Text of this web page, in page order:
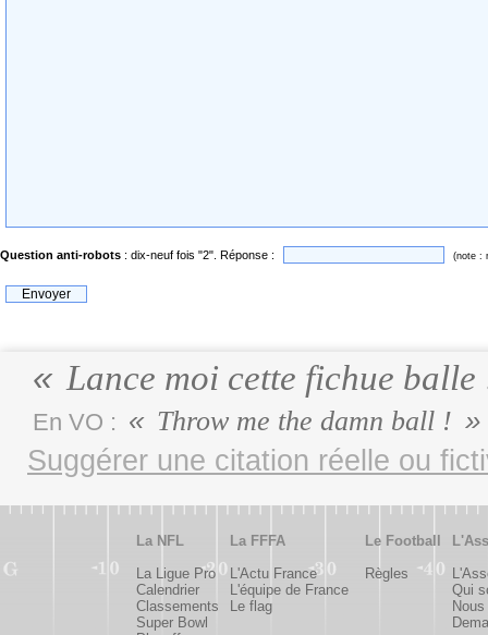
Question anti-robots : dix-neuf fois "2". Réponse : (note :
Lance moi cette fichue
En VO : Throw me the damn ball !
Suggérer une citation réelle ou
La NFL
La Ligue Pro
Calendrier
Classements
Super Bowl
La FFFA
L'Actu France
L'équipe de France
Le flag
Le Football
Règles
Qui